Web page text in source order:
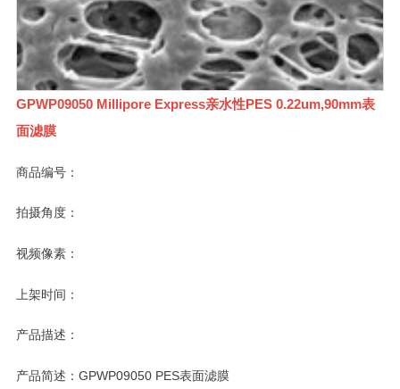
GPWP09050 Millipore Express亲水性PES 0.22um,90mm表
面滤膜
商品编号：
拍摄角度：
视频像素：
上架时间：
产品描述：
产品简述：GPWP09050 PES表面滤膜